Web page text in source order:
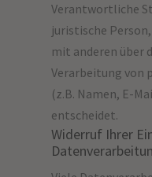
Verantwortliche
juristische
mit anderen über
Verarbeitung von
(z.B. Namen, E-
entscheidet.
Widerruf Ihrer